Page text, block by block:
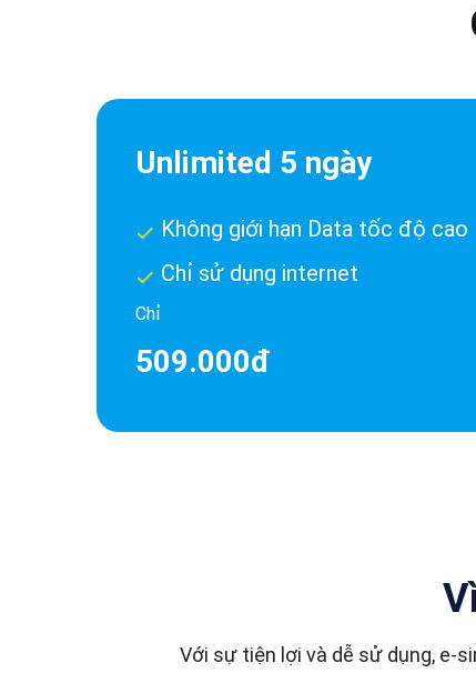
Unlimited 5 ngày
Không giới hạn Data tốc độ cao
Chỉ sử dụng internet
Chỉ
509.000đ
Với sự tiện lợi và dễ sử dụng, e-